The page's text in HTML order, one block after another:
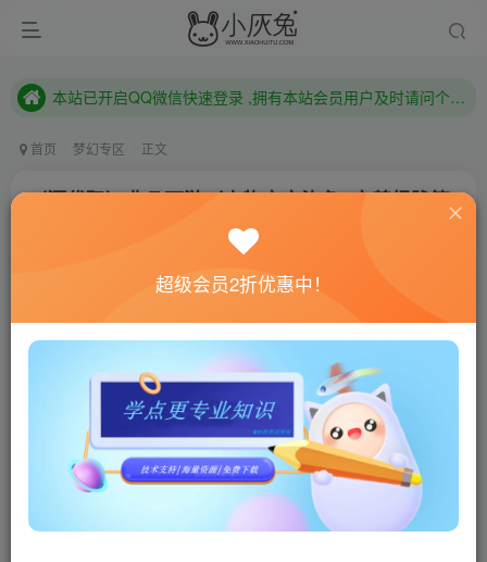
本站已开启QQ微信快速登录 ,拥有本站会员用户及时请问个人中心绑定！
本站已开启QQ微信快速登录 ,拥有本站会员用户及时请问个人中心绑定！
首页 梦幻专区 正文
（源代码）非凡西游（人物宝宝染色+完善经脉符
石内丹+完善活动+视频介绍）
1916 13
联网教程： 内附教程
单机教程： 内附教程
不懂的话联系客服！！！
非凡西游（人物宝宝染色+完善经脉符石内丹+完善活动
+视频介绍）
超级会员2折优惠中！